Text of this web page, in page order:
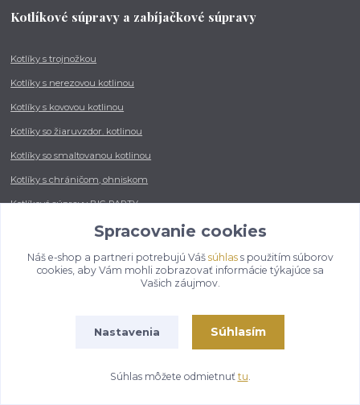
Kotlíkové súpravy a zabíjačkové súpravy
Kotlíky s trojnožkou
Kotlíky s nerezovou kotlinou
Kotlíky s kovovou kotlinou
Kotlíky so žiaruvzdor. kotlinou
Kotlíky so smaltovanou kotlinou
Kotlíky s chráničom, ohniskom
Kotlíkové súpravy BIG PARTY
Servírovacie súpravy
Zabíjačkové súpravy
Spracovanie cookies
Náš e-shop a partneri potrebujú Váš súhlass použitím súborov
cookies, aby Vám mohli zobrazovať informácie týkajúce sa
Vašich záujmov.
Nastavenia Súhlasím
Súhlas môžete odmietnuť tu